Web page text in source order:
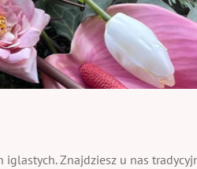
Znajdziesz u nas